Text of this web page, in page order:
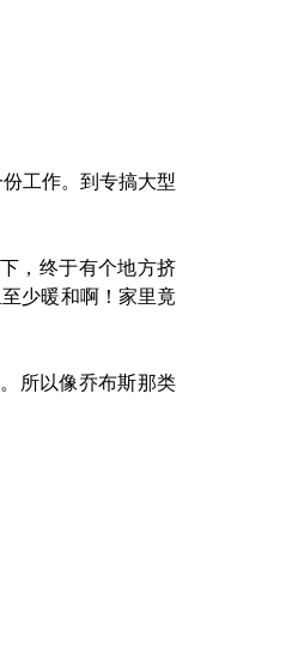
工作。到专搞大型
，终于有个地方挤
少暖和啊！家里竟
所以像乔布斯那类